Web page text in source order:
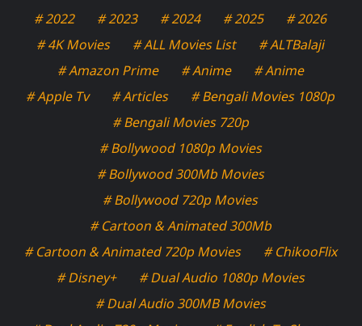
# 2022
# 2023 # 2024 # 2025
# 2026
# 4K Movies
# ALL Movies List
# ALTBalaji
# Amazon Prime
# Anime
# Anime
# Apple Tv
# Articles
# Bengali Movies 1080p
# Bengali Movies 720p
# Bollywood 1080p Movies
# Bollywood 300Mb Movies
# Bollywood 720p Movies
# Cartoon & Animated 300Mb
# Cartoon & Animated 720p Movies
# ChikooFlix
# Disney+
# Dual Audio 1080p Movies
# Dual Audio 300MB Movies